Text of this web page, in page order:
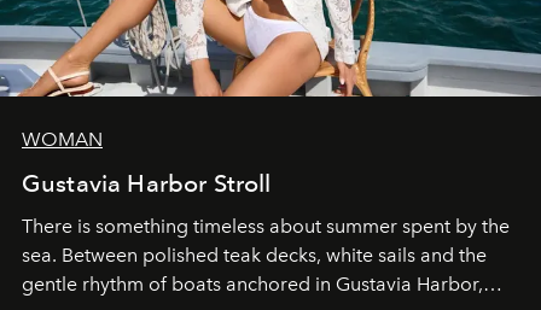
WOMAN
Gustavia Harbor Stroll
There is something timeless about summer spent by the
sea. Between polished teak decks, white sails and the
gentle rhythm of boats anchored in Gustavia Harbor,